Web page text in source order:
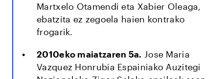
Martxelo Otamendi eta Xabier Oleaga,
ebatzita ez zegoela haien kontrako
frogarik.
2010eko maiatzaren 5a. Jose Maria
Vazquez Honrubia Espainiako Auzitegi